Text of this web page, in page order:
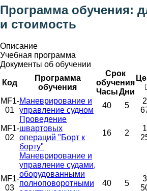
Программа обучения:
и стоимость
Описание
Учебная программа
Документы об обучении
Код
Программа
обучения
Срок
обучения
ЧасыДни
MF1-
01
Маневрирование и
управление судном
40 5
MF1-
02
Проведение
швартовых
операций "Борт к
борту"
16 2
MF1-
03
Маневрирование и
управление судами,
оборудованными
полноповоротными
40 5